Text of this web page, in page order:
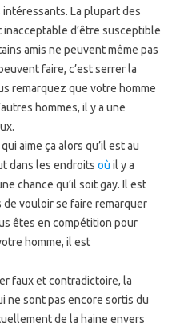
La plupart des
d’être susceptible
amis ne peuvent même pas
faire, c’est serrer la
remarquez que votre homme
hommes, il y a une
aime ça alors qu’il est au
dans les endroits où il y a
chance qu’il soit gay. Il est
vouloir se faire remarquer
êtes en compétition pour
homme, il est
faux et contradictoire, la
ne sont pas encore sortis du
de la haine envers